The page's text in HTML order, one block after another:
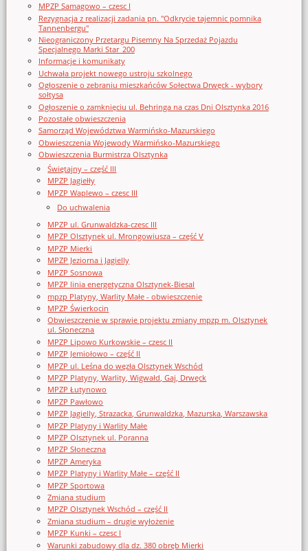
MPZP Samagowo – czesc I
Rezygnacja z realizacji zadania pn. "Odkrycie tajemnic pomnika
Tannenbergu"
Nieograniczony Przetargu Pisemny Na Sprzedaż Pojazdu
Specjalnego Marki Star_200
Informacje i komunikaty
Uchwała projekt nowego ustroju szkolnego
Ogłoszenie o zebraniu mieszkańców Sołectwa Drwęck - wybory
sołtysa
Ogłoszenie o zamknięciu ul. Behringa na czas Dni Olsztynka 2016
Pozostałe obwieszczenia
Samorząd Województwa Warmińsko-Mazurskiego
Obwieszczenia Wojewody Warmińsko-Mazurskiego
Obwieszczenia Burmistrza Olsztynka
Świętajny – część III
MPZP Jagiełły
MPZP Waplewo – czesc III
Do uchwalenia
MPZP ul. Grunwaldzka-czesc III
MPZP Olsztynek ul. Mrongowiusza – część V
MPZP Mierki
MPZP Jeziorna i Jagielly
MPZP Sosnowa
MPZP linia energetyczna Olsztynek-Biesal
mpzp Platyny, Warlity Małe - obwieszczenie
MPZP Świerkocin
Obwieszczenie w sprawie projektu zmiany mpzp m. Olsztynek
ul. Słoneczna
MPZP Lipowo Kurkowskie – czesc II
MPZP Jemiołowo – część II
MPZP ul. Leśna do węzła Olsztynek Wschód
MPZP Platyny, Warlity, Wigwałd, Gaj, Drwęck
MPZP Łutynowo
MPZP Pawłowo
MPZP Jagielly, Strazacka, Grunwaldzka, Mazurska, Warszawska
MPZP Platyny i Warlity Małe
MPZP Olsztynek ul. Poranna
MPZP Słoneczna
MPZP Ameryka
MPZP Platyny i Warlity Małe – część II
MPZP Sportowa
Zmiana studium
MPZP Olsztynek Wschód – część II
Zmiana studium – drugie wyłożenie
MPZP Kunki – czesc I
Warunki zabudowy dla dz. 380 obręb Mierki